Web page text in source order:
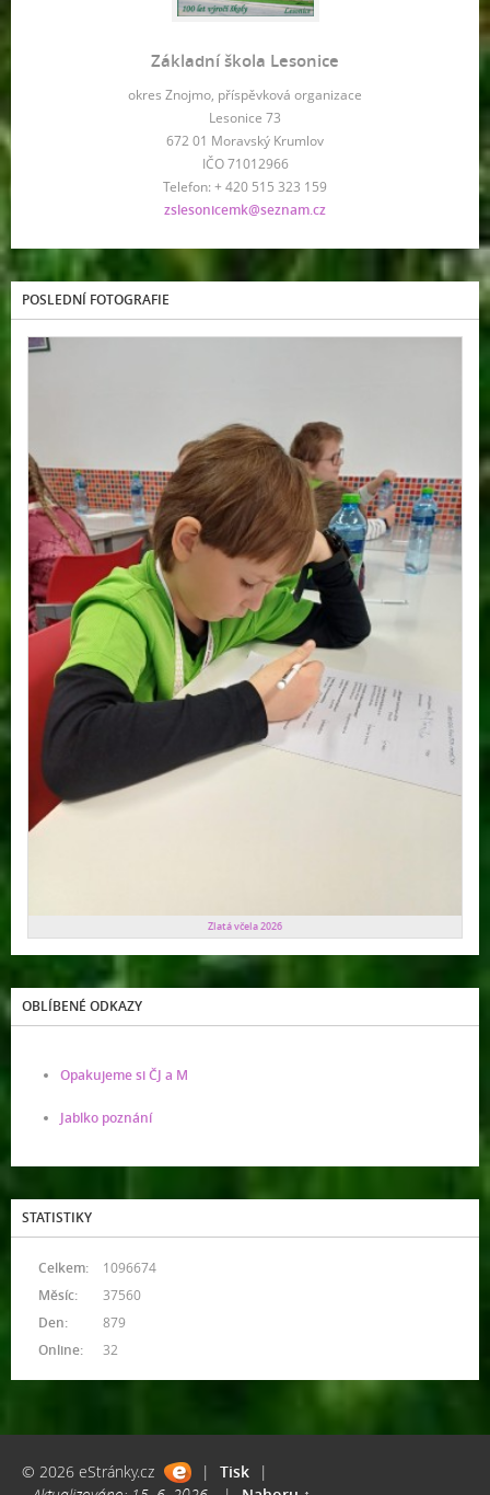
Základní škola Lesonice
okres Znojmo, příspěvková organizace
Lesonice 73
672 01 Moravský Krumlov
IČO 71012966
Telefon: + 420 515 323 159
zslesonicemk@seznam.cz
POSLEDNÍ FOTOGRAFIE
Zlatá včela 2026
OBLÍBENÉ ODKAZY
Opakujeme si ČJ a M
Jablko poznání
STATISTIKY
Online: 32
Celkem:
1096674
Měsíc:
37560
Den:
879
© 2026 eStránky.cz | Tisk
|